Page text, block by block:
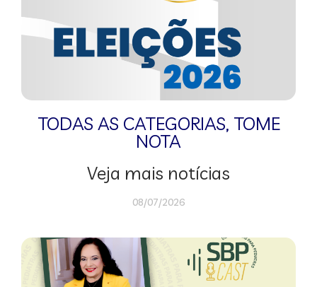
TODAS AS CATEGORIAS, TOME
NOTA
Veja mais notícias
08/07/2026